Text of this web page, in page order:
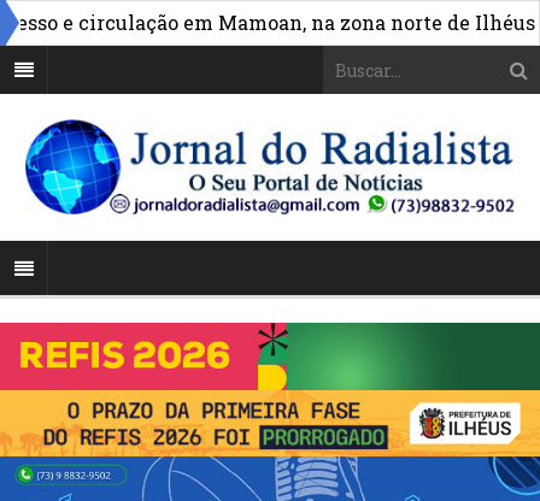
e circulação em Mamoan, na zona norte de Ilhéus »